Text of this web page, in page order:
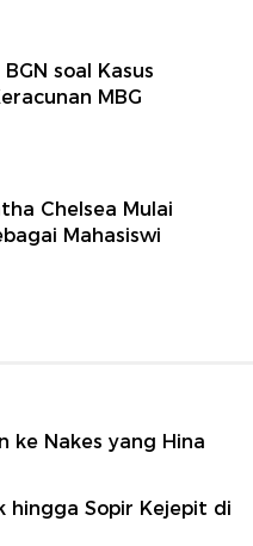
soal Kasus
MBG
Chelsea Mulai
Mahasiswi
ke Nakes yang Hina
hingga Sopir Kejepit di